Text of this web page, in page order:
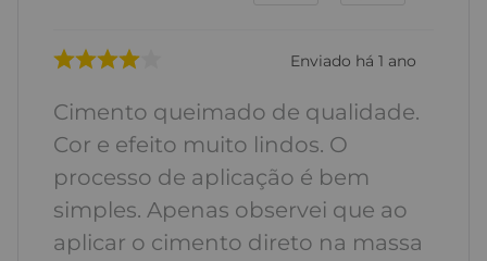
Enviado há 1 ano
Cimento queimado de qualidade.
Cor e efeito muito lindos. O
processo de aplicação é bem
simples. Apenas observei que ao
aplicar o cimento direto na massa